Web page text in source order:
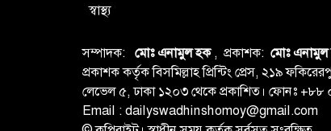
স্বাস্থ্য
সম্পাদক: মোঃ এনামুল হক, প্রকাশক: মোঃ
প্রকাশক কর্তৃক বিসমিল্লাহ প্রিন্টিং প্রেস, ২১৯
লেভেল ৫, ঢাকা ১২০৩ থেকে প্রকাশিত। ফোনঃ
Email : dailyswadhinshomoy@gmail.com